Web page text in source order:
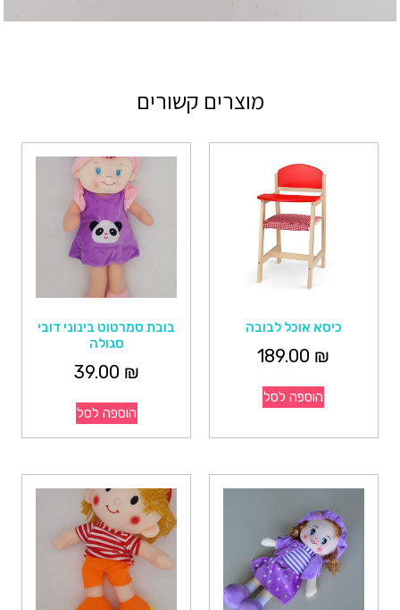
מוצרים קשורים
כיסא אוכל לבובה
189.00 ₪
הוספה לסל
בובת סמרטוט בינוני דובי
סגולה
39.00 ₪
הוספה לסל